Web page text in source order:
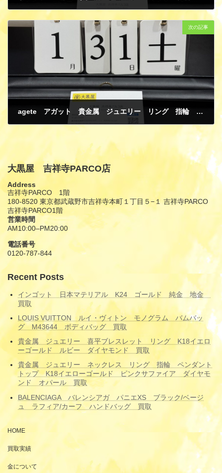
2月 1, 2026
次の記事
agete アガット 貴金属 ジュエリー リング 指輪 ダイヤモンド K18 イエローゴード 買取
大黒屋 吉祥寺PARCO店
Address
吉祥寺PARCO 1階
180-8520 東京都武蔵野市吉祥寺本町１丁目５−１ 吉祥寺PARCO
吉祥寺PARCO1階
営業時間
AM10:00–PM20:00
電話番号
0120-787-844
Recent Posts
インゴット 日本マテリアル K24 ゴールド 純金 地金
買取
LOUIS VUITTON ルイ・ヴィトン モノグラム バムバッ
グ M43644 ボディバッグ 買取
貴金属 ジュエリー 喜平ブレスレット リング K18イエロ
ーゴールド ルビー ダイヤモンド 買取
貴金属 ジュエリー ネックレス リング 指輪 ペンダント
トップ K18イエローゴールド ピンクサファイア ダイヤモ
ンド オパール 買取
BALENCIAGA バレンシアガ パニエXS ブラック/ベージ
ュ ラフィア/カーフ ハンドバッグ 買取
HOME
買取実績
金について